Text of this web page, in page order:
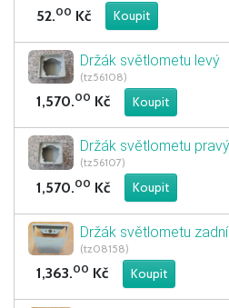
52.00 Kč
Držák světlometu levý
(tz56108)
1,570.00 Kč
Držák světlometu pravý
(tz56107)
1,570.00 Kč
Držák světlometu
(tz08158)
1,363.00 Kč